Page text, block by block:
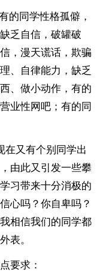
同学性格孤僻，
乏自信，破罐破
，漫天谎话，欺骗
、自律能力，缺乏
、做小动作，有的
业性网吧；有的同
又有个别同学出
由此又引发一些攀
习带来十分消极的
心吗？你自卑吗？
相信我们的同学都
表。
要求：